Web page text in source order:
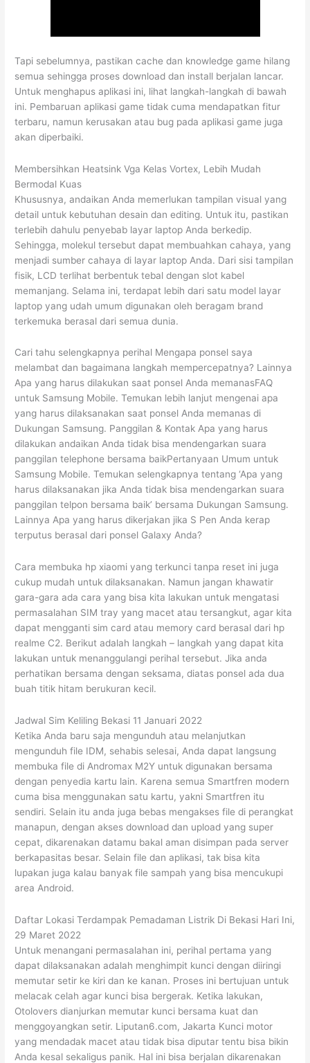
Tapi sebelumnya, pastikan cache dan knowledge game hilang
semua sehingga proses download dan install berjalan lancar.
Untuk menghapus aplikasi ini, lihat langkah-langkah di bawah
ini. Pembaruan aplikasi game tidak cuma mendapatkan fitur
terbaru, namun kerusakan atau bug pada aplikasi game juga
akan diperbaiki.
Membersihkan Heatsink Vga Kelas Vortex, Lebih Mudah
Bermodal Kuas
Khususnya, andaikan Anda memerlukan tampilan visual yang
detail untuk kebutuhan desain dan editing. Untuk itu, pastikan
terlebih dahulu penyebab layar laptop Anda berkedip.
Sehingga, molekul tersebut dapat membuahkan cahaya, yang
menjadi sumber cahaya di layar laptop Anda. Dari sisi tampilan
fisik, LCD terlihat berbentuk tebal dengan slot kabel
memanjang. Selama ini, terdapat lebih dari satu model layar
laptop yang udah umum digunakan oleh beragam brand
terkemuka berasal dari semua dunia.
Cari tahu selengkapnya perihal Mengapa ponsel saya
melambat dan bagaimana langkah mempercepatnya? Lainnya
Apa yang harus dilakukan saat ponsel Anda memanasFAQ
untuk Samsung Mobile. Temukan lebih lanjut mengenai apa
yang harus dilaksanakan saat ponsel Anda memanas di
Dukungan Samsung. Panggilan & Kontak Apa yang harus
dilakukan andaikan Anda tidak bisa mendengarkan suara
panggilan telephone bersama baikPertanyaan Umum untuk
Samsung Mobile. Temukan selengkapnya tentang ‘Apa yang
harus dilaksanakan jika Anda tidak bisa mendengarkan suara
panggilan telpon bersama baik’ bersama Dukungan Samsung.
Lainnya Apa yang harus dikerjakan jika S Pen Anda kerap
terputus berasal dari ponsel Galaxy Anda?
Cara membuka hp xiaomi yang terkunci tanpa reset ini juga
cukup mudah untuk dilaksanakan. Namun jangan khawatir
gara-gara ada cara yang bisa kita lakukan untuk mengatasi
permasalahan SIM tray yang macet atau tersangkut, agar kita
dapat mengganti sim card atau memory card berasal dari hp
realme C2. Berikut adalah langkah – langkah yang dapat kita
lakukan untuk menanggulangi perihal tersebut. Jika anda
perhatikan bersama dengan seksama, diatas ponsel ada dua
buah titik hitam berukuran kecil.
Jadwal Sim Keliling Bekasi 11 Januari 2022
Ketika Anda baru saja mengunduh atau melanjutkan
mengunduh file IDM, sehabis selesai, Anda dapat langsung
membuka file di Andromax M2Y untuk digunakan bersama
dengan penyedia kartu lain. Karena semua Smartfren modern
cuma bisa menggunakan satu kartu, yakni Smartfren itu
sendiri. Selain itu anda juga bebas mengakses file di perangkat
manapun, dengan akses download dan upload yang super
cepat, dikarenakan datamu bakal aman disimpan pada server
berkapasitas besar. Selain file dan aplikasi, tak bisa kita
lupakan juga kalau banyak file sampah yang bisa mencukupi
area Android.
Daftar Lokasi Terdampak Pemadaman Listrik Di Bekasi Hari Ini,
29 Maret 2022
Untuk menangani permasalahan ini, perihal pertama yang
dapat dilaksanakan adalah menghimpit kunci dengan diiringi
memutar setir ke kiri dan ke kanan. Proses ini bertujuan untuk
melacak celah agar kunci bisa bergerak. Ketika lakukan,
Otolovers dianjurkan memutar kunci bersama kuat dan
menggoyangkan setir. Liputan6.com, Jakarta Kunci motor
yang mendadak macet atau tidak bisa diputar tentu bisa bikin
Anda kesal sekaligus panik. Hal ini bisa berjalan dikarenakan